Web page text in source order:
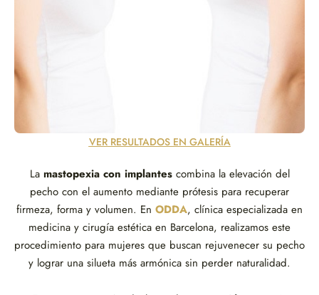
La mastopexia con implantescombina la elevación del
pecho con el aumento mediante prótesis para recuperar
firmeza, forma y volumen. En ODDA, clínica especializada en
medicina y cirugía estética en Barcelona, realizamos este
procedimiento para mujeres que buscan rejuvenecer su pecho
y lograr una silueta más armónica sin perder naturalidad.
VER RESULTADOS EN GALERÍA